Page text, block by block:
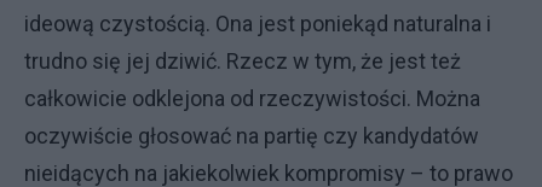
ideową czystością. Ona jest poniekąd naturalna i
trudno się jej dziwić. Rzecz w tym, że jest też
całkowicie odklejona od rzeczywistości. Można
oczywiście głosować na partię czy kandydatów
nieidących na jakiekolwiek kompromisy – to prawo